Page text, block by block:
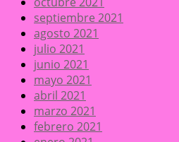
septiembre 2021
agosto 2021
julio 2021
junio 2021
mayo 2021
abril 2021
marzo 2021
febrero 2021